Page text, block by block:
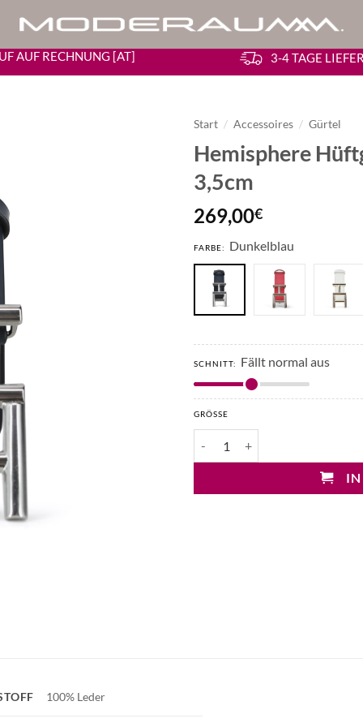
AUF RECHNUNG [AT] 3-4 TAGE
Start / Accessoires / Gürtel
Hemisphere
3,5cm
269,00€
FARBE: Dunkelblau
SCHNITT: Fällt normal aus
GRÖSSE
IN
100% Leder